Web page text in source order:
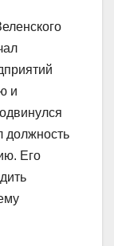
и
должность
Его